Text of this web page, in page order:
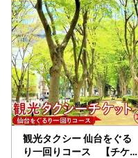
観光タクシー 仙台をぐる
り一回りコース 【チケッ